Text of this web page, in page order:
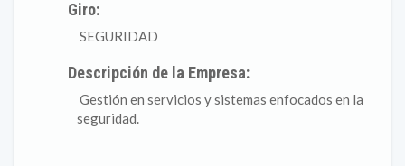
Giro:
SEGURIDAD
Descripción de la Empresa:
Gestión en servicios y sistemas enfocados en la
seguridad.